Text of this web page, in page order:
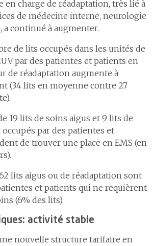
en charge de réadaptation, très lié à
de médecine interne, neurologie
continué à augmenter.
de lits occupés dans les unités de
par des patientes et patients en
de réadaptation augmente à
(34 lits en moyenne contre 27
19 lits de soins aigus et 9 lits de
par des patientes et
de trouver une place en EMS (en
lits aigus ou de réadaptation sont
et patients qui ne requièrent
(6% des lits).
activité stable
nouvelle structure tarifaire en